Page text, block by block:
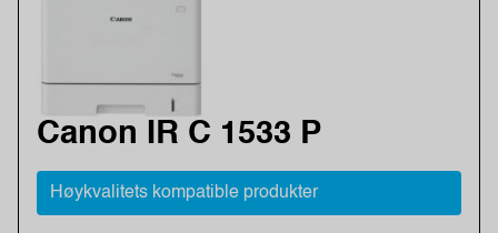
Canon IR C 1533 P
Høykvalitets kompatible produkter